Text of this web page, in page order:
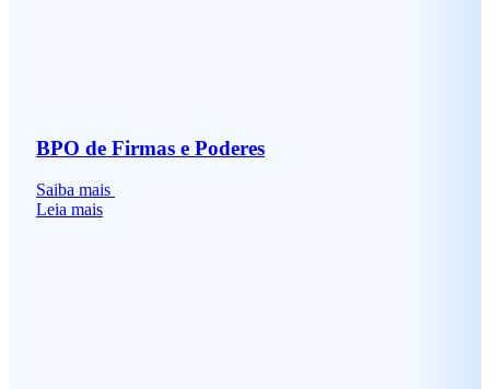
BPO de Firmas e Poderes
Saiba mais
Leia mais